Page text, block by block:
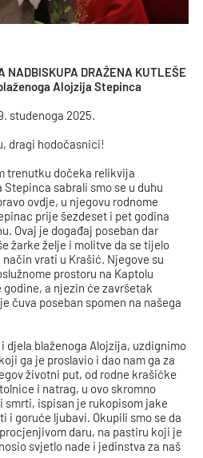
NADBISKUPA DRAŽENA KUTLEŠE
Alojzija Stepinca
studenoga 2025.
dragi hodočasnici!
trenutku dočeka relikvija
sabrali smo se u duhu
ovdje, u njegovu rodnome
prije šezdeset i pet godina
Ovaj je događaj poseban dar
žarke želje i molitve da se tijelo
vrati u Krašić. Njegove su
prostoru na Kaptolu
a njezin će završetak
čuva poseban spomen na našega
djela blaženoga Alojzija, uzdignimo
ga je proslavio i dao nam ga za
životni put, od rodne krašićke
i natrag, u ovo skromno
smrti, ispisan je rukopisom jake
i goruće ljubavi. Okupili smo se da
daru, na pastiru koji je
svjetlo nade i jedinstva za naš